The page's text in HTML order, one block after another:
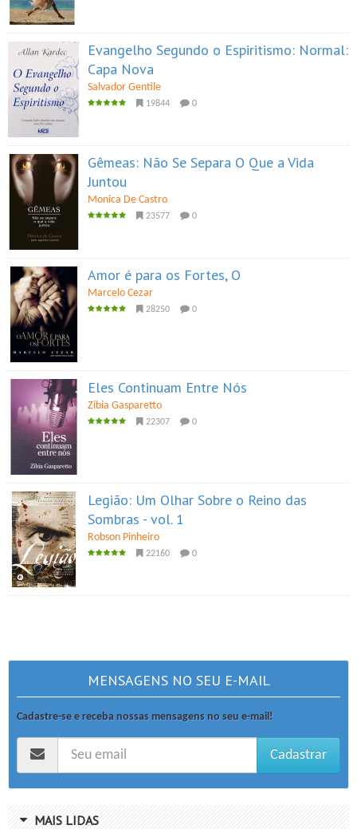
Evangelho Segundo o Espiritismo: Normal:
Capa Nova
Salvador Gentile
19844 0
Gêmeas: Não Se Separa O Que a Vida
Juntou
Monica De Castro
23577 0
Amor é para os Fortes, O
Marcelo Cezar
28250 0
Eles Continuam Entre Nós
Zibia Gasparetto
22307 0
Legião: Um Olhar Sobre o Reino das
Sombras - vol. 1
Robson Pinheiro
22160 0
MENSAGENS NO SEU E-MAIL
Cadastre-se e receba nossas mensagens no seu e-mail!
Cadastrar
MAIS LIDAS